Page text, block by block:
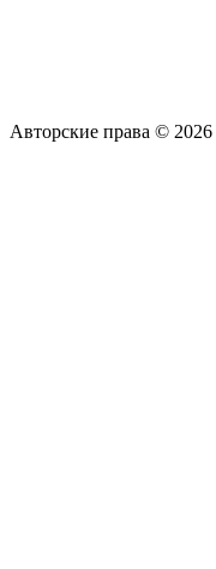
Авторские права © 2026